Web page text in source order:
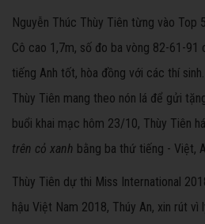
Nguyễn Thúc Thùy Tiên từng vào Top
Cô cao 1,7m, số đo ba vòng 82-61-91
tiếng Anh tốt, hòa đồng với các thí
Thùy Tiên mang theo nón lá để gửi
buổi khai mạc hôm 23/10, Thùy Tiên
trên cỏ xanh bằng ba thứ tiếng - Việt,
Thùy Tiên dự thi Miss International
hậu Việt Nam 2018, Thúy An, xin rút